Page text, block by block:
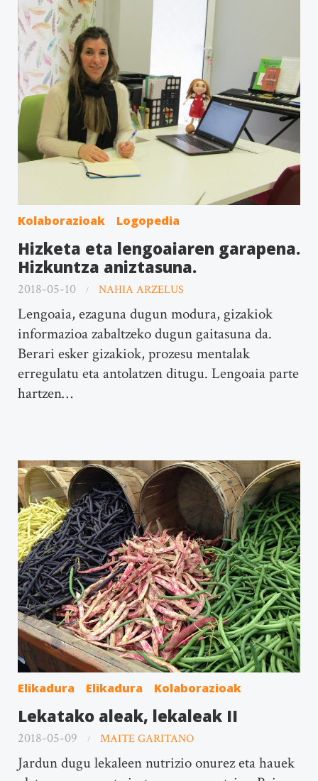
Kolaborazioak Logopedia
Hizketa eta lengoaiaren garapena.
Hizkuntza aniztasuna.
2018-05-10 NAHIA ARZELUS
Lengoaia, ezaguna dugun modura, gizakiok
informazioa zabaltzeko dugun gaitasuna da.
Berari esker gizakiok, prozesu mentalak
erregulatu eta antolatzen ditugu. Lengoaia parte
hartzen…
Elikadura Elikadura Kolaborazioak
Lekatako aleak, lekaleak II
2018-05-09 MAITE GARITANO
Jardun dugu lekaleen nutrizio onurez eta hauek